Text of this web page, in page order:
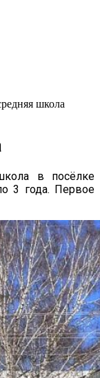
школа
в посёлке
3 года. Первое